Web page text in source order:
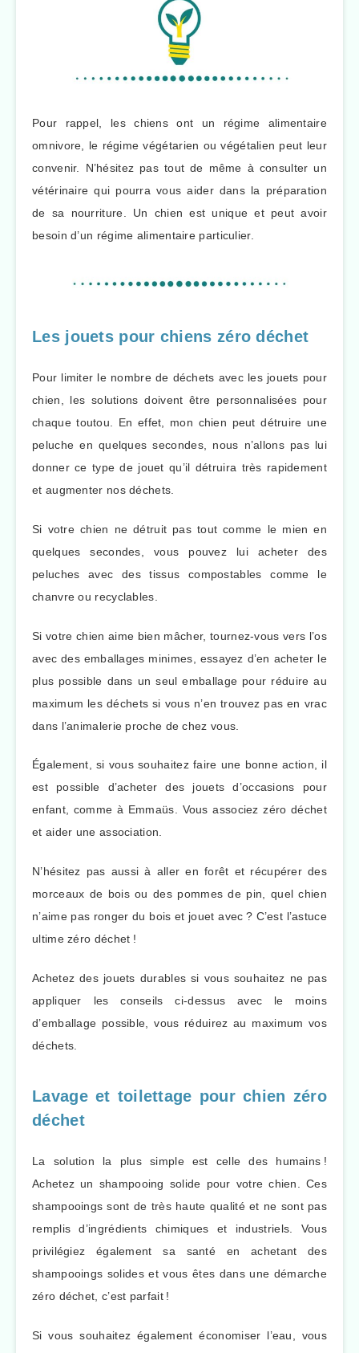
Pour rappel, les chiens ont un régime alimentaire
omnivore, le régime végétarien ou végétalien peut leur
convenir. N’hésitez pas tout de même à consulter un
vétérinaire qui pourra vous aider dans la préparation
de sa nourriture. Un chien est unique et peut avoir
besoin d’un régime alimentaire particulier.
Les jouets pour chiens zéro déchet
Pour limiter le nombre de déchets avec les jouets pour
chien, les solutions doivent être personnalisées pour
chaque toutou. En effet, mon chien peut détruire une
peluche en quelques secondes, nous n’allons pas lui
donner ce type de jouet qu’il détruira très rapidement
et augmenter nos déchets.
Si votre chien ne détruit pas tout comme le mien en
quelques secondes, vous pouvez lui acheter des
peluches avec des tissus compostables comme le
chanvre ou recyclables.
Si votre chien aime bien mâcher, tournez-vous vers l’os
avec des emballages minimes, essayez d’en acheter le
plus possible dans un seul emballage pour réduire au
maximum les déchets si vous n’en trouvez pas en vrac
dans l’animalerie proche de chez vous.
Également, si vous souhaitez faire une bonne action, il
est possible d’acheter des jouets d’occasions pour
enfant, comme à Emmaüs. Vous associez zéro déchet
et aider une association.
N’hésitez pas aussi à aller en forêt et récupérer des
morceaux de bois ou des pommes de pin, quel chien
n’aime pas ronger du bois et jouet avec ? C’est l’astuce
ultime zéro déchet !
Achetez des jouets durables si vous souhaitez ne pas
appliquer les conseils ci-dessus avec le moins
d’emballage possible, vous réduirez au maximum vos
déchets.
Lavage et toilettage pour chien zéro
déchet
La solution la plus simple est celle des humains !
Achetez un shampooing solide pour votre chien. Ces
shampooings sont de très haute qualité et ne sont pas
remplis d’ingrédients chimiques et industriels. Vous
privilégiez également sa santé en achetant des
shampooings solides et vous êtes dans une démarche
zéro déchet, c’est parfait !
Si vous souhaitez également économiser l’eau, vous